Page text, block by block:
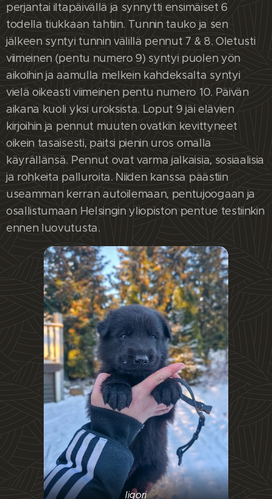
perjantai iltapäivällä ja synnytti ensimäiset 6
todella tiukkaan tahtiin. Tunnin tauko ja sen
jälkeen syntyi tunnin välillä pennut 7 & 8. Oletusti
viimeinen (pentu numero 9) syntyi puolen yön
aikoihin ja aamulla melkein kahdeksalta syntyi
vielä oikeasti viimeinen pentu numero 10. Päivän
aikana kuoli yksi uroksista. Loput 9 jäi elävien
kirjoihin ja pennut muuten ovatkin kevittyneet
oikein tasaisesti, paitsi pienin uros omalla
käyrällänsä. Pennut ovat varma jalkaisia, sosiaalisia
ja rohkeita palluroita. Niiden kanssa päästiin
useamman kerran autoilemaan, pentujoogaan ja
osallistumaan Helsingin yliopiston pentue testiinkin
ennen luovutusta.
Iigori